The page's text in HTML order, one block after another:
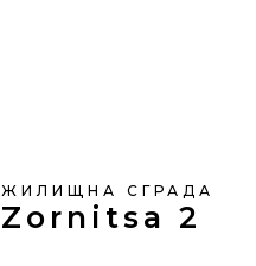
ЖИЛИЩНА СГРАДА
Zornitsa 2